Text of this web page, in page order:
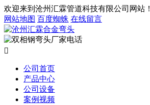
欢迎来到沧州汇霖管道科技有限公司网站！
网站地图 百度蜘蛛 在线留言

公司首页
产品中心
公司设备
案例视频